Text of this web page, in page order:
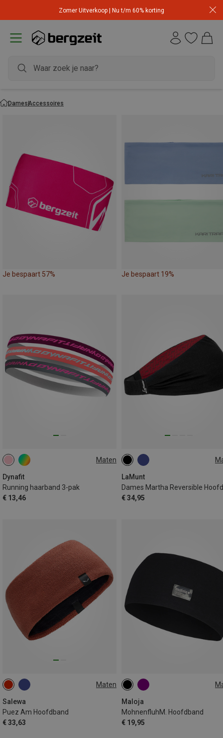
Zomer Uitverkoop | Nu t/m 60% korting
DamesAccessoires
Je bespaart 57% Je bespaart 19%
Maten
Dynafit
Running haarband 3-pak
€ 13,46
ONE SIZE
LaMunt
€ 34,95
ONE SIZE
Maten
Salewa
Puez Am Hoofdband
€ 33,63
ONE SIZE
Maloja
MohnenfluhM. Hoofdband
€ 19,95
ONE SIZE